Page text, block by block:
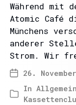
Während mit
Atomic Café
Münchens
anderer
Strom. Wir
26.
In Allgemein